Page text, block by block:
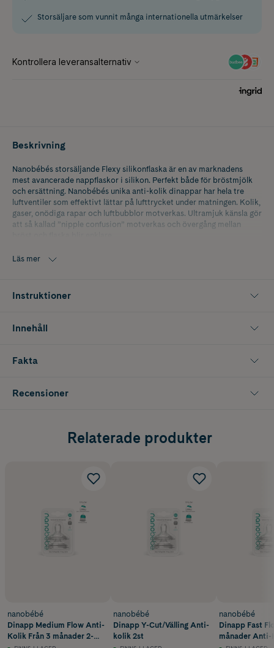
Storsäljare som vunnit många internationella utmärkelser
Beskrivning
Nanobébés storsäljande Flexy silikonflaska är en av marknadens
mest avancerade nappflaskor i silikon. Perfekt både för bröstmjölk
och ersättning. Nanobébés unika anti-kolik dinappar har hela tre
luftventiler som effektivt lättar på lufttrycket under matningen. Kolik,
gaser, onödiga rapar och luftbubblor motverkas. Ultramjuk känsla gör
att så kallad ”nipple confusion” motverkas och övergång mellan
Dinapparna har ett av marknadens långsammaste flöden vilket
enkelt tag om den mjuka, icke kollapsande nappen. Den mjuka flaskan
bas. Handtag finns att köpa separat. Dinapp i storlek ”Slow flow”
medföljer. Separata dinappar finns i 5 storlekar från prematur/nyfödd
Läs mer
Instruktioner
Innehåll
Fakta
Recensioner
Relaterade produkter
nanobébé
Dinapp Medium Flow Anti-
Kolik Från 3 månader 2-
nanobébé
Dinapp Y-Cut/Välling Anti-
kolik 2st
nanobébé
Dinapp Fast
månader